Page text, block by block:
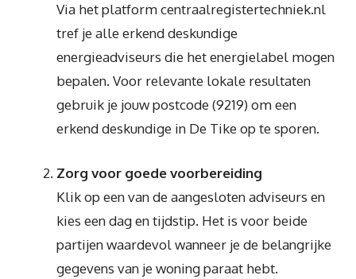
Via het platform centraalregistertechniek.nl
tref je alle erkend deskundige
energieadviseurs die het energielabel mogen
bepalen. Voor relevante lokale resultaten
gebruik je jouw postcode (9219) om een
erkend deskundige in De Tike op te sporen.
Zorg voor goede voorbereiding
Klik op een van de aangesloten adviseurs en
kies een dag en tijdstip. Het is voor beide
partijen waardevol wanneer je de belangrijke
gegevens van je woning paraat hebt.